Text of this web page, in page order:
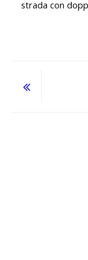
strada con